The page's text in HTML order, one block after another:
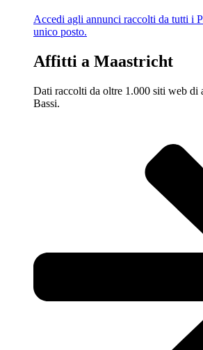
Accedi agli annunci raccolti da tutti i
unico posto.
Affitti a Maastricht
Dati raccolti da oltre 1.000 siti web di
Bassi.